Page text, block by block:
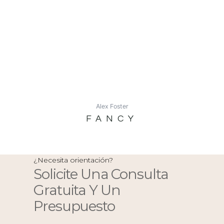
Alex Foster
FANCY
¿Necesita orientación?
Solicite Una Consulta
Gratuita Y Un
Presupuesto